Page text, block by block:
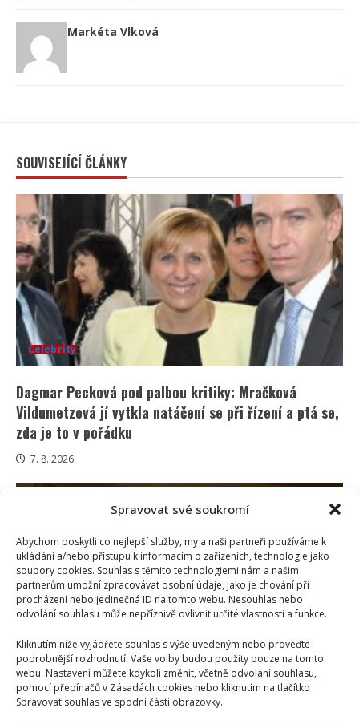
Spravovat své soukromí
Abychom poskytli co nejlepší služby, my a naši partneři používáme k
ukládání a/nebo přístupu k informacím o zařízeních, technologie jako
soubory cookies. Souhlas s těmito technologiemi nám a našim
partnerům umožní zpracovávat osobní údaje, jako je chování při
procházení nebo jedinečná ID na tomto webu. Nesouhlas nebo
odvolání souhlasu může nepříznivě ovlivnit určité vlastnosti a funkce.
Kliknutím níže vyjádřete souhlas s výše uvedeným nebo proveďte
podrobnější rozhodnutí. Vaše volby budou použity pouze na tomto
webu. Nastavení můžete kdykoli změnit, včetně odvolání souhlasu,
pomocí přepínačů v Zásadách cookies nebo kliknutím na tlačítko
Spravovat souhlas ve spodní části obrazovky.
Markéta Vlková
SOUVISEJÍCÍ ČLÁNKY
Celebrity
Dagmar Pecková pod palbou kritiky: Mračková
Vildumetzová jí vytkla natáčení se při řízení a ptá se,
zda je to v pořádku
7. 8. 2026
Celebrity
Poslední chvíle Ivety Bartošové: Maminka z
telefonátu cítila zlepšení, poté přišla nejtvrdší rána